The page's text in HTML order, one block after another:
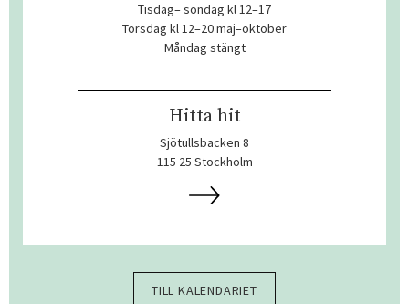
Tisdag– söndag kl 12–17
Torsdag kl 12–20 maj–oktober
Måndag stängt
Hitta hit
Sjötullsbacken 8
115 25 Stockholm
TILL KALENDARIET